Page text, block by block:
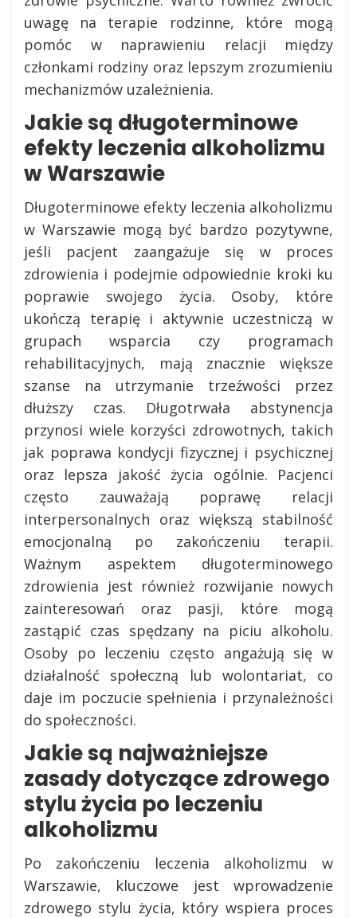
uwagę na terapie rodzinne, które mogą
pomóc w naprawieniu relacji między
członkami rodziny oraz lepszym zrozumieniu
mechanizmów uzależnienia.
Jakie są długoterminowe
efekty leczenia alkoholizmu
w Warszawie
Długoterminowe efekty leczenia alkoholizmu
w Warszawie mogą być bardzo pozytywne,
jeśli pacjent zaangażuje się w proces
zdrowienia i podejmie odpowiednie kroki ku
poprawie swojego życia. Osoby, które
ukończą terapię i aktywnie uczestniczą w
grupach wsparcia czy programach
rehabilitacyjnych, mają znacznie większe
szanse na utrzymanie trzeźwości przez
dłuższy czas. Długotrwała abstynencja
przynosi wiele korzyści zdrowotnych, takich
jak poprawa kondycji fizycznej i psychicznej
oraz lepsza jakość życia ogólnie. Pacjenci
często zauważają poprawę relacji
interpersonalnych oraz większą stabilność
emocjonalną po zakończeniu terapii.
Ważnym aspektem długoterminowego
zdrowienia jest również rozwijanie nowych
zainteresowań oraz pasji, które mogą
zastąpić czas spędzany na piciu alkoholu.
Osoby po leczeniu często angażują się w
działalność społeczną lub wolontariat, co
daje im poczucie spełnienia i przynależności
do społeczności.
Jakie są najważniejsze
zasady dotyczące zdrowego
stylu życia po leczeniu
alkoholizmu
Po zakończeniu leczenia alkoholizmu w
Warszawie, kluczowe jest wprowadzenie
zdrowego stylu życia, który wspiera proces